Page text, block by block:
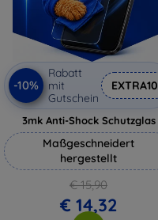
-10%
Rabatt
mit
Gutschein
EXTRA10
3mk Anti-Shock Schutzglas
Maßgeschneidert
hergestellt
€ 15,90
€ 14,32